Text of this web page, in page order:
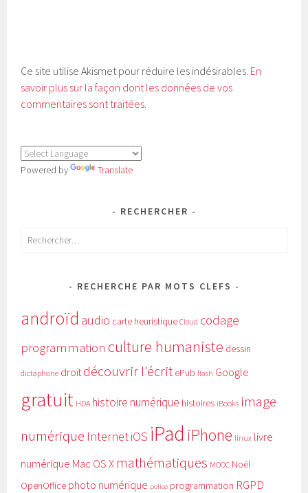
Ce site utilise Akismet pour réduire les indésirables. En
savoir plus sur la façon dont les données de vos
commentaires sont traitées.
Powered by Translate
RECHERCHER
Rechercher :
RECHERCHE PAR MOTS CLEFS
androïd audio carte heuristique Cloud codage
programmation culture humaniste dessin
dictaphone droit découvrir l'écrit ePub flash Google
gratuit HDA histoire numérique histoires iBooks image
numérique InternetiOS iPad iPhone linux livre
numérique Mac OS X mathématiques MOOC Noël
OpenOffice photo numérique police programmation RGPD